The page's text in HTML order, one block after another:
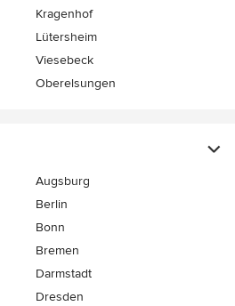
Kragenhof
Lütersheim
Viesebeck
Oberelsungen
Augsburg
Berlin
Bonn
Bremen
Darmstadt
Dresden